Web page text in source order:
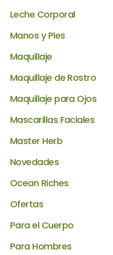
Leche Corporal
Manos y Pies
Maquillaje
Maquillaje de Rostro
Maquillaje para Ojos
Mascarillas Faciales
Master Herb
Novedades
Ocean Riches
Ofertas
Para el Cuerpo
Para Hombres